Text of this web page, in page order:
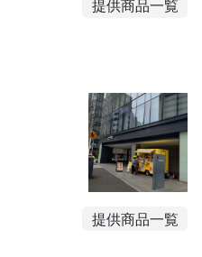
提供商品一覧
提供商品一覧